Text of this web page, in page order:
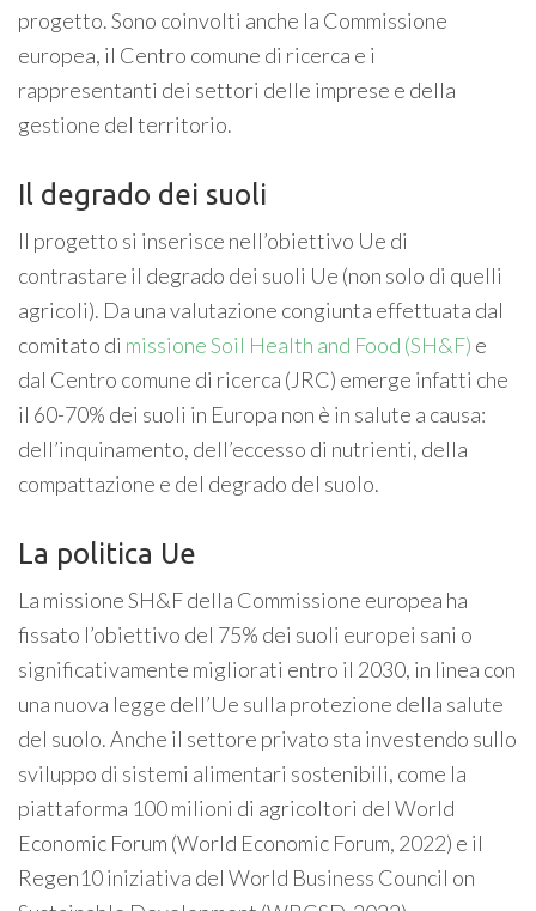
progetto. Sono coinvolti anche la Commissione
europea, il Centro comune di ricerca e i
rappresentanti dei settori delle imprese e della
gestione del territorio.
Il degrado dei suoli
Il progetto si inserisce nell’obiettivo Ue di
contrastare il degrado dei suoli Ue (non solo di quelli
agricoli). Da una valutazione congiunta effettuata dal
comitato di missione Soil Health and Food (SH&F) e
dal Centro comune di ricerca (JRC) emerge infatti che
il 60-70% dei suoli in Europa non è in salute a causa:
dell’inquinamento, dell’eccesso di nutrienti, della
compattazione e del degrado del suolo.
La politica Ue
La missione SH&F della Commissione europea ha
fissato l’obiettivo del 75% dei suoli europei sani o
significativamente migliorati entro il 2030, in linea con
una nuova legge dell’Ue sulla protezione della salute
del suolo. Anche il settore privato sta investendo sullo
sviluppo di sistemi alimentari sostenibili, come la
piattaforma 100 milioni di agricoltori del World
Economic Forum (World Economic Forum, 2022) e il
Regen10 iniziativa del World Business Council on